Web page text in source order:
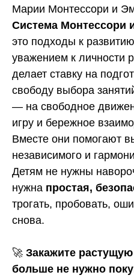
Марии Монтессори и
Система Монтессори
это подходы к
уважением к личности
делает ставку на
свободу выбора
— на свободное
игру и бережное
Вместе они помогают
независимого и
Детям не нужны
нужна простая,
трогать, пробовать,
снова.
🚀 Закажите
больше не нужно